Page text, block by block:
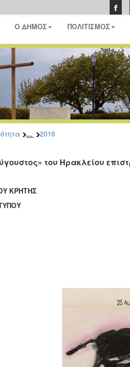
Ο ΔΗΜΟΣ ΠΟΛΙΤΙΣΜΟΣ
... 2016
του Ηρακλείου
ΚΡΗΤΗΣ